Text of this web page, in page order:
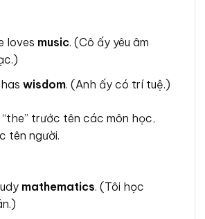
loves music. (Cô ấy yêu âm
wisdom. (Anh ấy có trí tuệ.)
trước tên các môn học,
tên người.
mathematics. (Tôi học